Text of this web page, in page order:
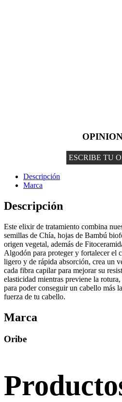
ESCRIBE TU
Descripción
Marca
Descripción
Este elixir de tratamiento combina
semillas de Chía, hojas de Bambú
origen vegetal, además de
Algodón para proteger y fortalecer el
ligero y de rápida absorción, crea un
cada fibra capilar para mejorar su
elasticidad mientras previene la
para poder conseguir un cabello más
fuerza de tu cabello.
Marca
Oribe